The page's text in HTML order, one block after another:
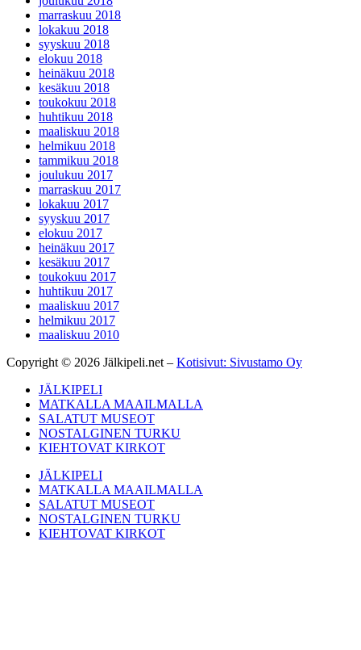
marraskuu 2018
lokakuu 2018
syyskuu 2018
elokuu 2018
heinäkuu 2018
kesäkuu 2018
toukokuu 2018
huhtikuu 2018
maaliskuu 2018
helmikuu 2018
tammikuu 2018
joulukuu 2017
marraskuu 2017
lokakuu 2017
syyskuu 2017
elokuu 2017
heinäkuu 2017
kesäkuu 2017
toukokuu 2017
huhtikuu 2017
maaliskuu 2017
helmikuu 2017
maaliskuu 2010
Copyright © 2026 Jälkipeli.net – Kotisivut: Sivustamo Oy
JÄLKIPELI
MATKALLA MAAILMALLA
SALATUT MUSEOT
NOSTALGINEN TURKU
KIEHTOVAT KIRKOT
JÄLKIPELI
MATKALLA MAAILMALLA
SALATUT MUSEOT
NOSTALGINEN TURKU
KIEHTOVAT KIRKOT